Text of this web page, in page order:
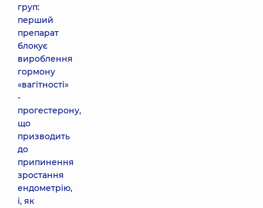
груп:
перший
препарат
блокує
вироблення
гормону
«вагітності»
-
прогестерону,
що
призводить
до
припинення
зростання
ендометрію,
і, як